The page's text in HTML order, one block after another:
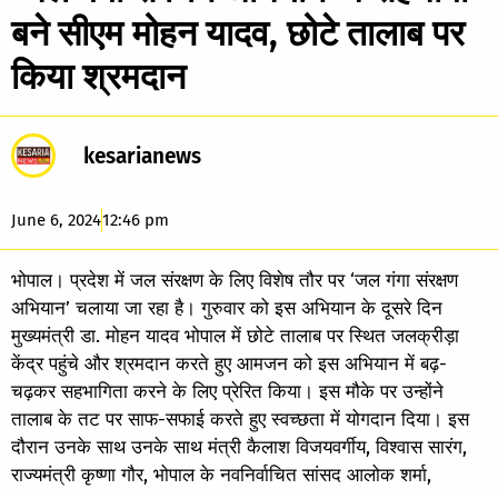
बने सीएम मोहन यादव, छोटे तालाब पर
किया श्रमदान
kesarianews
June 6, 202412:46 pm
भोपाल। प्रदेश में जल संरक्षण के लिए विशेष तौर पर ‘जल गंगा संरक्षण
अभियान’ चलाया जा रहा है। गुरुवार को इस अभियान के दूसरे दिन
मुख्यमंत्री डा. मोहन यादव भोपाल में छोटे तालाब पर स्थित जलक्रीड़ा
केंद्र पहुंचे और श्रमदान करते हुए आमजन को इस अभियान में बढ़-
चढ़कर सहभागिता करने के लिए प्रेरित किया। इस मौके पर उन्होंने
तालाब के तट पर साफ-सफाई करते हुए स्वच्छता में योगदान दिया। इस
दौरान उनके साथ उनके साथ मंत्री कैलाश विजयवर्गीय, विश्वास सारंग,
राज्यमंत्री कृष्णा गौर, भोपाल के नवनिर्वाचित सांसद आलोक शर्मा,